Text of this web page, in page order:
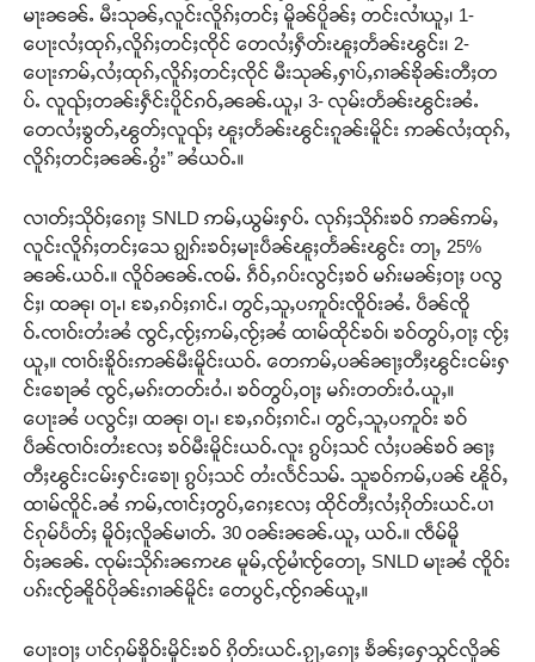
မႃးၼၼ်ႉ မီးသုၼ်ႇလူင်းလိူၵ်ႈတင်ႈ မိူၼ်ပိူၼ်ႈ တင်းလၢႆယူႇ၊ 1- ​​
ပေႃးလႆႈထုၵ်ႇလိူၵ်ႈတင်ႈၸိုင် ​​တေလႆႈႁဵတ်းၽူႈတႅၼ်းၽွင်း၊ 2- ​​
ပေႃးဢမ်ႇလႆႈထုၵ်ႇလိူၵ်ႈတင်ႈၸိုင် မီးသုၼ်ႇႁၢပ်ႇၵၢၼ်ၶိုၼ်းတီႈတ
ပ်ႉ လူၺ်ႈတၼ်းႁဵင်းပိူင်ၵဝ်ႇၼၼ်ႉယူႇ၊ 3- လုမ်းတႅၼ်းၽွင်းၼႆႉ ​​
တေလႆႈၶွတ်ႇၽွတ်ႈလူၺ်ႈ ၽူႈတႅၼ်းၽွင်းၵူၼ်းမိူင်း ဢၼ်လႆႈထုၵ်ႇ
လိူၵ်ႈတင်ႈၼၼ်ႉၵွႆး” ၼႆယဝ်ႉ။
လၢတ်ႈသိုဝ်ႈ​​ၵေႃႈ SNLD ဢမ်ႇယွမ်းႁပ်ႉ လုၵ်ႈသိုၵ်းၶဝ် ဢၼ်ဢမ်ႇ
လူင်းလိူၵ်ႈတင်ႈ​​သေ ၵျွၵ်းၶဝ်ႈမႃးပဵၼ်ၽူႈတႅၼ်းၽွင်း တႃႇ 25%
ၼၼ်ႉယဝ်ႉ။ လိူဝ်ၼၼ်ႉၸမ်ႉ ၵဵဝ်ႇၵပ်းလွင်ႈၶဝ် မၵ်းမၼ်ႈဝႃႈ ပလွ
င်ႈ၊ ထၼု၊ ဝႃႉ၊ ၶႄႇၵဝ်ႈၵၢင်ႉ၊ တွင်ႇသူႇပဢူဝ်းၸိူဝ်းၼႆႉ ပဵၼ်ၸိူ
ဝ်ႉၸၢဝ်းတႆးၼႆ ၸွင်ႇၸႂ်ႈဢမ်ႇၸႂ်ႈၼႆ ထၢမ်ထိုင်ၶဝ်၊ ၶဝ်တွပ်ႇဝႃႈ ၸႂ်ႈ
ယူႇ။ ၸၢဝ်းၶိူဝ်းဢၼ်မီးမိူင်းယဝ်ႉ ​​တေဢမ်ႇပၼ်ၼႃႈတီႈၽွင်းငမ်းႁ
င်း​​ၶေႃၼႆ ၸွင်ႇမၵ်းတတ်းဝႆႉ၊ ၶဝ်တွပ်ႇဝႃႈ မၵ်းတတ်းဝႆႉယူႇ။ ​​
ပေႃးၼႆ ပလွင်ႈ၊ ထၼု၊ ဝႃႉ၊ ၶႄႇၵဝ်ႈၵၢင်ႉ၊ တွင်ႇသူႇပဢူဝ်း ၶဝ်
ပဵၼ်ၸၢဝ်းတႆးလႄႈ ၶဝ်မီးမိူင်းယဝ်ႉလူး ၵွပ်ႈသင် လႆႈပၼ်ၶဝ် ၼႃႈ
တီႈၽွင်းငမ်းႁင်း​​ၶေႃ၊ ၵွပ်ႈသင် တႆးလႅင်သမ်ႉ သူၶဝ်ဢမ်ႇပၼ် ၽိူဝ်ႇ
ထၢမ်ၸိူင်ႉၼႆ ဢမ်ႇၸၢင်ႈတွပ်ႇ​​ၵေႈလႄႈ ထိုင်တီႈလႆႈၵိုတ်းယင်ႉပၢ
င်ၵုမ်ပႅတ်ႈ မိူဝ်ႈလိူၼ်မၢတ်ႉ 30 ဝၼ်းၼၼ်ႉယူႇ ယဝ်ႉ။ ၸဵမ်မိူ
ဝ်ႈၼၼ်ႉ ၸုမ်းသိုၵ်းၼဢၽ မူမ်ႇၸႂ်မၢႆၸႂ်​​တေႃႇ SNLD မႃးၼႆ ၸိူဝ်း
ပၵ်းၸႂ်ၼိူဝ်ပိုၼ်းၵၢၼ်မိူင်း ​​တေပွင်ႇၸႂ်ၵၼ်ယူႇ။
​​ပေႃးဝႃႈ ပၢင်ၵုမ်ၶိူဝ်းမိူင်းၶဝ် ၵိုတ်းယင်ႉၵႂႃႇ​​ၵေႃႈ ၶႅၼ်ႈ​​ႁေသွင်လိူၼ်